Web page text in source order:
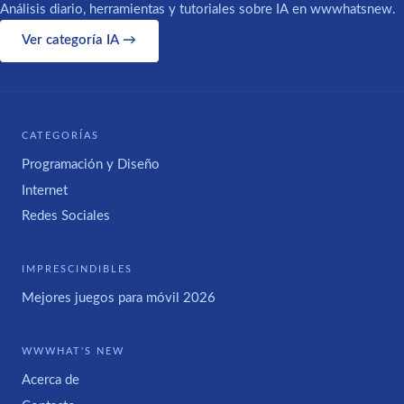
Análisis diario, herramientas y tutoriales sobre IA en wwwhatsnew.
Ver categoría IA →
CATEGORÍAS
Programación y Diseño
Internet
Redes Sociales
IMPRESCINDIBLES
Mejores juegos para móvil 2026
WWWHAT'S NEW
Acerca de